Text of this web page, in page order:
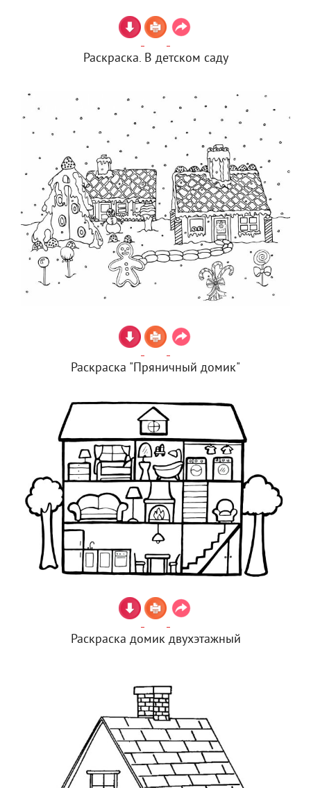
Раскраска. В детском саду
Раскраска "Пряничный домик"
Раскраска домик двухэтажный